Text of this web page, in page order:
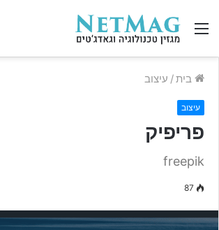
תפריט
בית/ עיצוב
עיצוב
פריפיק
freepik
87